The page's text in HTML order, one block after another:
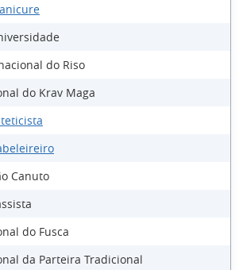
do Riso
do Krav Maga
Canuto
do Fusca
da Parteira Tradicional